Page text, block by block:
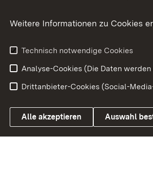
Weitere
Link zum Landesportal
Weitere Informationen zu Cookies
Technisch notwendige Cookies
Analyse-Cookies (Die Daten
Drittanbieter-Cookies (Social-
Alle akzeptieren Auswahl